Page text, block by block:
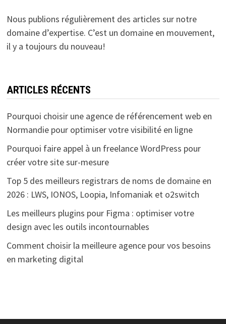
Nous publions régulièrement des articles sur notre
domaine d’expertise. C’est un domaine en mouvement,
il y a toujours du nouveau!
ARTICLES RÉCENTS
Pourquoi choisir une agence de référencement web en
Normandie pour optimiser votre visibilité en ligne
Pourquoi faire appel à un freelance WordPress pour
créer votre site sur-mesure
Top 5 des meilleurs registrars de noms de domaine en
2026 : LWS, IONOS, Loopia, Infomaniak et o2switch
Les meilleurs plugins pour Figma : optimiser votre
design avec les outils incontournables
Comment choisir la meilleure agence pour vos besoins
en marketing digital